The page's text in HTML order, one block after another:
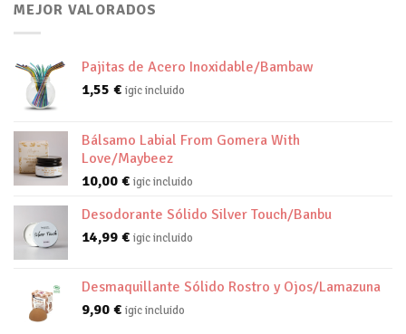
MEJOR VALORADOS
Pajitas de Acero Inoxidable/Bambaw
1,55 € igic incluido
Bálsamo Labial From Gomera With
Love/Maybeez
10,00 € igic incluido
Desodorante Sólido Silver Touch/Banbu
14,99 € igic incluido
Desmaquillante Sólido Rostro y Ojos/Lamazuna
9,90 € igic incluido